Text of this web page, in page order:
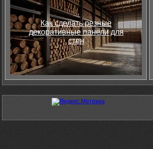
Как сделать резные
декоративные панели для
стен